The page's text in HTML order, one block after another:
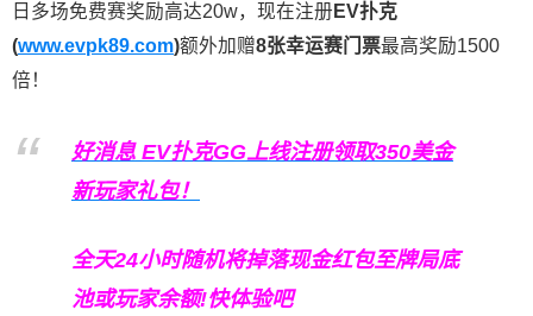
日多场免费赛奖励高达20w，现在注册 EV扑克
(www.evpk89.com)额外加赠8张幸运赛门票最高奖励1500
倍！
好消息 EV扑克GG上线注册领取350美金
新玩家礼包！
全天24小时随机将掉落现金红包至牌局底
池或玩家余额!快体验吧